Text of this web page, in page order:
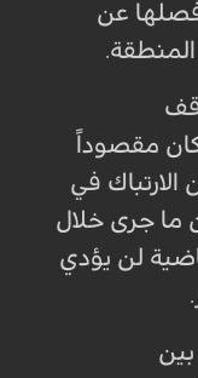
فصلها عن
كان مقصوداً
في
ما جرى خلال
لن يؤدي